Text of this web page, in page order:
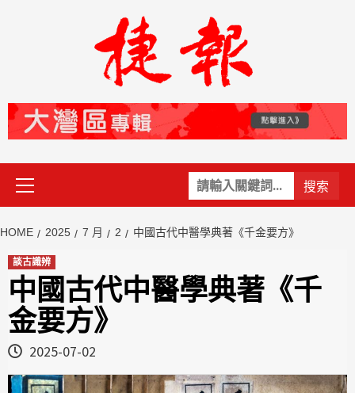
關
鍵
Primary
Menu
HOME 2025 7 月 2 中國古代中醫學典著《千金要方》
談古識辨
中國古代中醫學典著《千
金要方》
2025-07-02